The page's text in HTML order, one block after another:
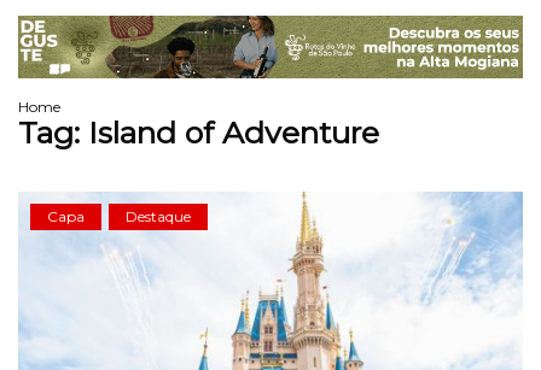
Home
Tag: Island of Adventure
Capa Destaque